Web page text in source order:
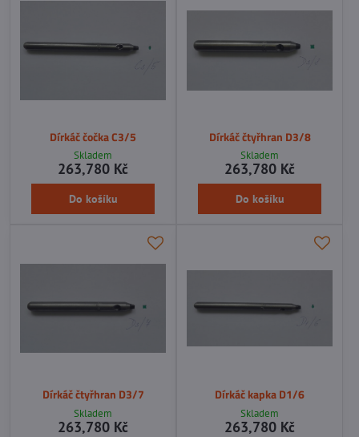
Dírkáč čočka C3/5
Skladem
263,780 Kč
Do košíku
Dírkáč čtyřhran D3/8
Skladem
263,780 Kč
Do košíku
Dírkáč čtyřhran D3/7
Skladem
263,780 Kč
Dírkáč kapka D1/6
Skladem
263,780 Kč